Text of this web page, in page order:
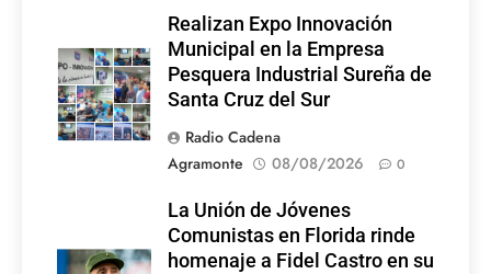
Realizan Expo Innovación
Municipal en la Empresa
Pesquera Industrial Sureña de
Santa Cruz del Sur
Radio Cadena
Agramonte
08/08/2026 0
La Unión de Jóvenes
Comunistas en Florida rinde
homenaje a Fidel Castro en su